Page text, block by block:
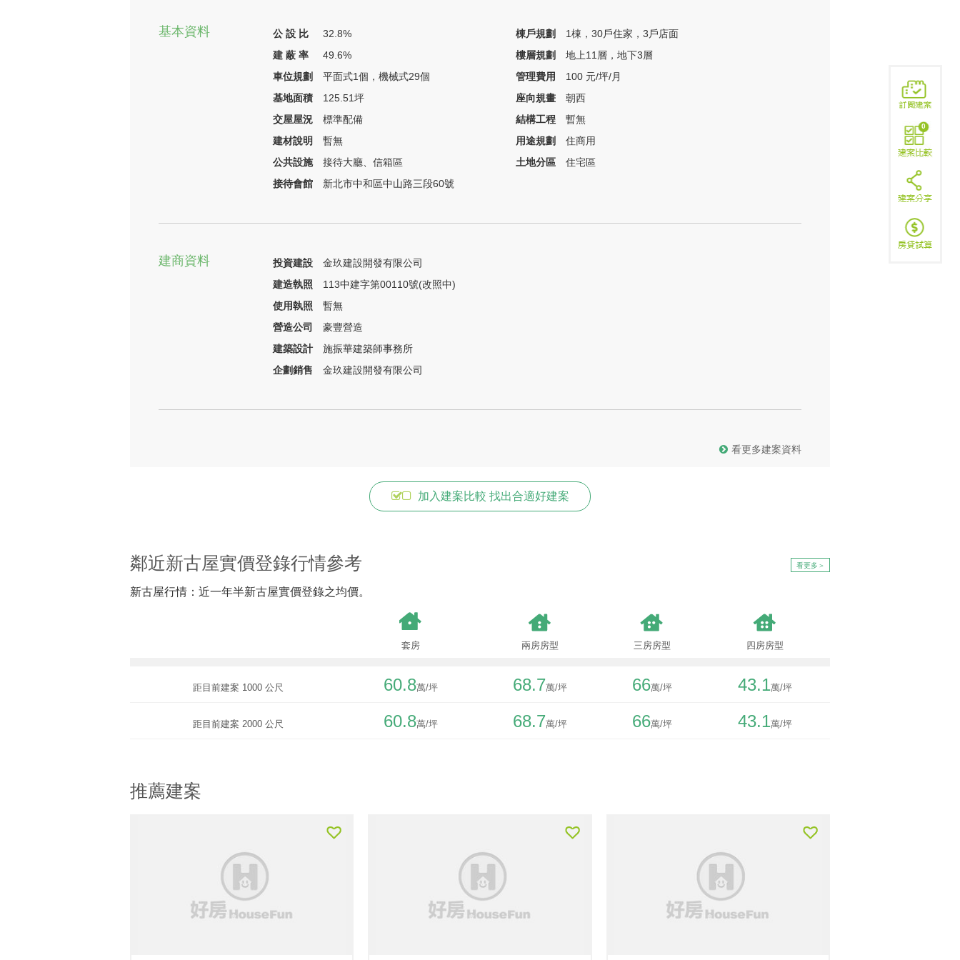
基本資料 公 設 比
32.8%
建 蔽 率
49.6%
車位規劃
平面式1個，機械式29個
基地面積
125.51坪
交屋屋況
標準配備
建材說明
暫無
公共設施
接待大廳、信箱區
接待會館
新北市中和區中山路三段60號
棟戶規劃
1棟，30戶住家，3戶店面
樓層規劃
地上11層，地下3層
管理費用
100 元/坪/月
座向規畫
朝西
結構工程
暫無
用途規劃
住商用
土地分區
住宅區
建商資料 投資建設
金玖建設開發有限公司
建造執照
113中建字第00110號(改照中)
使用執照
暫無
營造公司
豪豐營造
建築設計
施振華建築師事務所
企劃銷售
金玖建設開發有限公司
看更多建案資料
加入建案比較 找出合適好建案
鄰近新古屋實價登錄行情參考
新古屋行情：近一年半新古屋實價登錄之均價。
套房 兩房房型 三房房型 四房房型
距目前建案 1000 公尺 60.8 68.7 66 43.1
距目前建案 2000 公尺 60.8 68.7 66 43.1
推薦建案
0